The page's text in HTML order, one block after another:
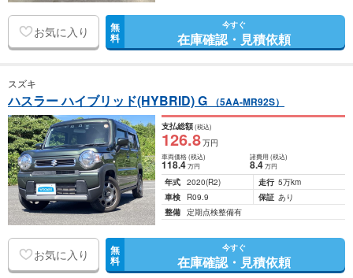
お気に入り 無
料
今すぐ
在庫確認・見積依頼
スズキ
ハスラー ハイブリッド(HYBRID) G （5AA-MR92S）
支払総額(税込)
126.8万円
車両価格(税込)
118.4万円
諸費用 (税込)
8.4 万円
年式 2020(R2) 走行 5万km
車検
R09.9 保証 あり
整備 定期点検整備有
お気に入り 無
料
今すぐ
在庫確認・見積依頼